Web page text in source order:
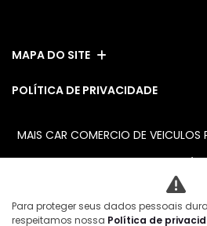
POLÍTICA DE PRIVACIDADE
MAIS CAR COMERCIO DE VEICULOS
No trânsito, enxergar o
salva vidas.
Para proteger seus dados pessoais
respeitamos nossa Política de